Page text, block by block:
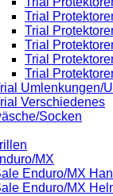
Trial
Trial
Trial
Trial
Trial
Umlenkungen/
Verschiedenes
Socken
MX
Enduro/MX
Enduro/MX